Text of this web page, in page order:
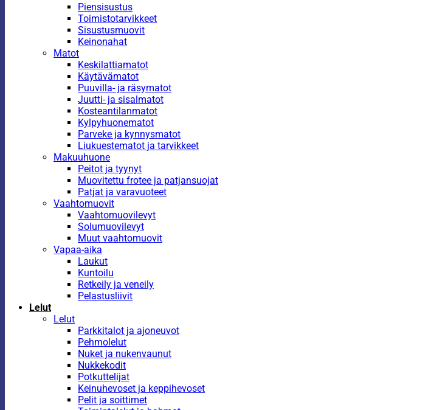
Piensisustus
Toimistotarvikkeet
Sisustusmuovit
Keinonahat
Matot
Keskilattiamatot
Käytävämatot
Puuvilla- ja räsymatot
Juutti- ja sisalmatot
Kosteantilanmatot
Kylpyhuonematot
Parveke ja kynnysmatot
Liukuestematot ja tarvikkeet
Makuuhuone
Peitot ja tyynyt
Muovitettu frotee ja patjansuojat
Patjat ja varavuoteet
Vaahtomuovit
Vaahtomuovilevyt
Solumuovilevyt
Muut vaahtomuovit
Vapaa-aika
Laukut
Kuntoilu
Retkeily ja veneily
Pelastusliivit
Lelut
Lelut
Parkkitalot ja ajoneuvot
Pehmolelut
Nuket ja nukenvaunut
Nukkekodit
Potkuttelijat
Keinuhevoset ja keppihevoset
Pelit ja soittimet